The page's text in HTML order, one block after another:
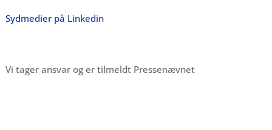
Sydmedier på Linkedin
Vi tager ansvar og er tilmeldt Pressenævnet